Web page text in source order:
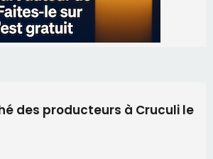
A Nuciola organise une
Argentin au stade de San